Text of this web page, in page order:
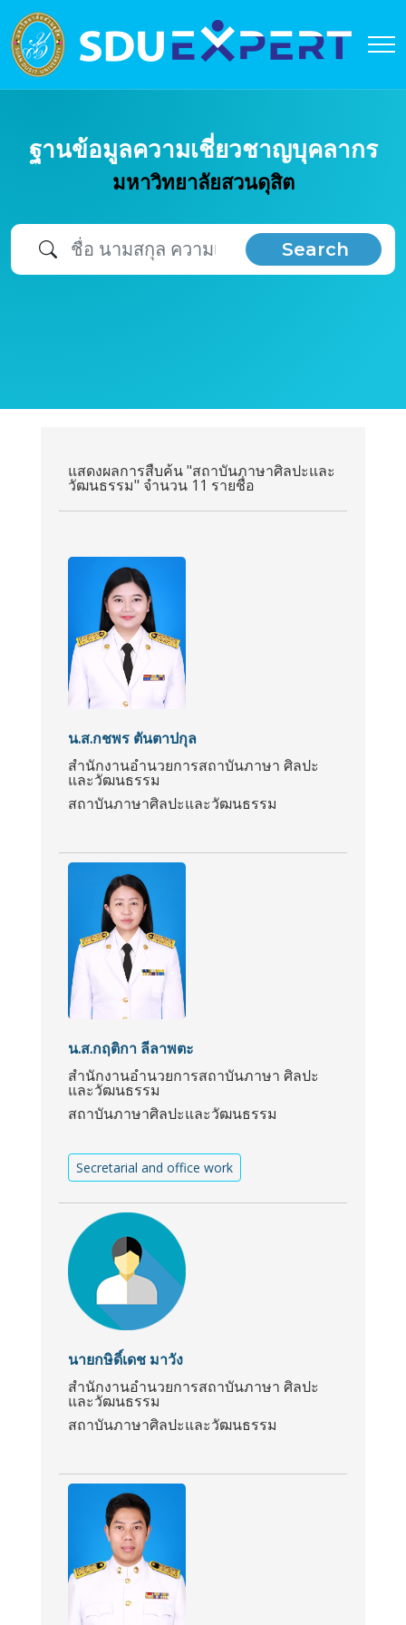
ฐานข้อมูลความเชี่ยวชาญบุคลากร
มหาวิทยาลัยสวนดุสิต
Search
แสดงผลการสืบค้น "สถาบันภาษาศิลปะและ
วัฒนธรรม" จำนวน 11 รายชื่อ
น.ส.กชพร ตันตาปกุล
สำนักงานอำนวยการสถาบันภาษา ศิลปะ
และวัฒนธรรม
สถาบันภาษาศิลปะและวัฒนธรรม
น.ส.กฤติกา ลีลาพตะ
สำนักงานอำนวยการสถาบันภาษา ศิลปะ
และวัฒนธรรม
สถาบันภาษาศิลปะและวัฒนธรรม
Secretarial and office work
นายกษิดิ์เดช มาวัง
สำนักงานอำนวยการสถาบันภาษา ศิลปะ
และวัฒนธรรม
สถาบันภาษาศิลปะและวัฒนธรรม